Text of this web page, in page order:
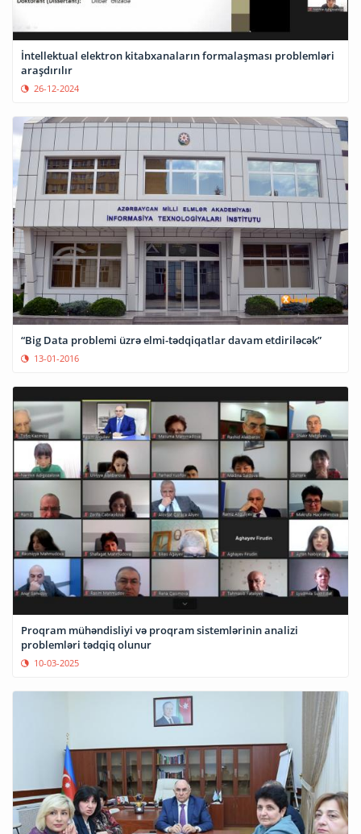
İntellektual elektron kitabxanaların formalaşması problemləri
araşdırılır
26-12-2024
“Big Data problemi üzrə elmi-tədqiqatlar davam etdiriləcək”
13-01-2016
Proqram mühəndisliyi və proqram sistemlərinin analizi
problemləri tədqiq olunur
10-03-2025